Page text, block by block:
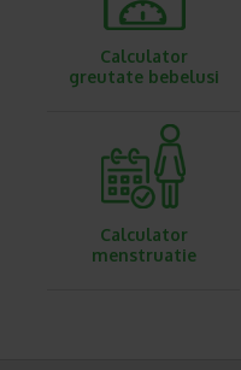
Calculator
greutate bebelusi
Calculator
menstruatie